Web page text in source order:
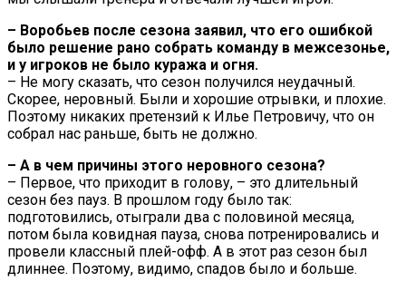
– Воробьев после сезона заявил, что его ошибкой
было решение рано собрать команду в межсезонье,
и у игроков не было куража и огня.
– Не могу сказать, что сезон получился неудачный.
Скорее, неровный. Были и хорошие отрывки, и плохие.
Поэтому никаких претензий к Илье Петровичу, что он
собрал нас раньше, быть не должно.
– А в чем причины этого неровного сезона?
– Первое, что приходит в голову, – это длительный
сезон без пауз. В прошлом году было так:
подготовились, отыграли два с половиной месяца,
потом была ковидная пауза, снова потренировались и
провели классный плей-офф. А в этот раз сезон был
длиннее. Поэтому, видимо, спадов было и больше.